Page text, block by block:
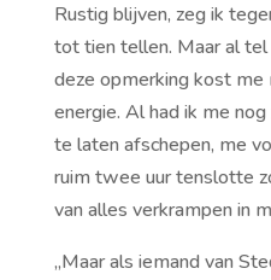
Rustig blijven, zeg ik
tot tien tellen. Maar al
deze opmerking kost
energie. Al had ik me
te laten afschepen, me
ruim twee uur tenslotte
van alles verkrampen in
,,Maar als iemand van